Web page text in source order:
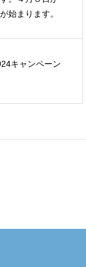
始まります。
キャンペーン